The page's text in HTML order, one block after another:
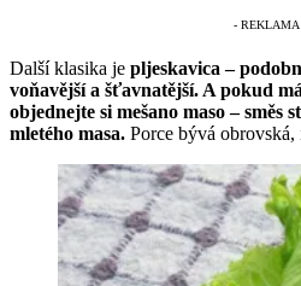
Další klasika je pljeskavica –
voňavější a šťavnatější. A pokud
objednejte si mešano maso – směs
mletého masa. Porce bývá